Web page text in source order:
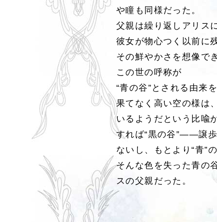
や瞳も同様だった。
父親は繰り返しアリス
彼女が物心つく以前に
その鮮やかさを想像で
この世の呼称が
“青の谷”とされる由来
果てなく高い空の様は
いるようだという比喩
すれば“黒の谷”――譲歩
ないし、もとより“青”
そんな色を失った青の
スの父親だった。